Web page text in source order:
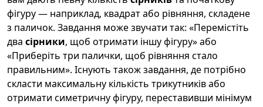
фігуру — наприклад, квадрат або рівняння, складене
з паличок. Завдання може звучати так: «Перемістіть
два сірники, щоб отримати іншу фігуру» або
«Приберіть три палички, щоб рівняння стало
правильним». Існують також завдання, де потрібно
скласти максимальну кількість трикутників або
отримати симетричну фігуру, переставивши мінімум